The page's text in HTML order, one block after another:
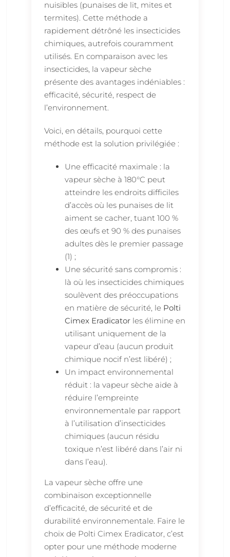
nuisibles (punaises de lit, mites et
termites). Cette méthode a
rapidement détrôné les insecticides
chimiques, autrefois couramment
utilisés. En comparaison avec les
insecticides, la vapeur sèche
présente des avantages indéniables :
efficacité, sécurité, respect de
l’environnement.
Voici, en détails, pourquoi cette
méthode est la solution privilégiée :
Une efficacité maximale : la
vapeur sèche à 180°C peut
atteindre les endroits difficiles
d’accès où les punaises de lit
aiment se cacher, tuant 100 %
des œufs et 90 % des punaises
adultes dès le premier passage
(1) ;
Une sécurité sans compromis :
là où les insecticides chimiques
soulèvent des préoccupations
en matière de sécurité, le Polti
Cimex Eradicatorles élimine en
utilisant uniquement de la
vapeur d’eau (aucun produit
chimique nocif n’est libéré) ;
Un impact environnemental
réduit : la vapeur sèche aide à
réduire l’empreinte
environnementale par rapport
à l’utilisation d’insecticides
chimiques (aucun résidu
toxique n’est libéré dans l’air ni
dans l’eau).
La vapeur sèche offre une
combinaison exceptionnelle
d’efficacité, de sécurité et de
durabilité environnementale. Faire le
choix de Polti Cimex Eradicator, c’est
opter pour une méthode moderne